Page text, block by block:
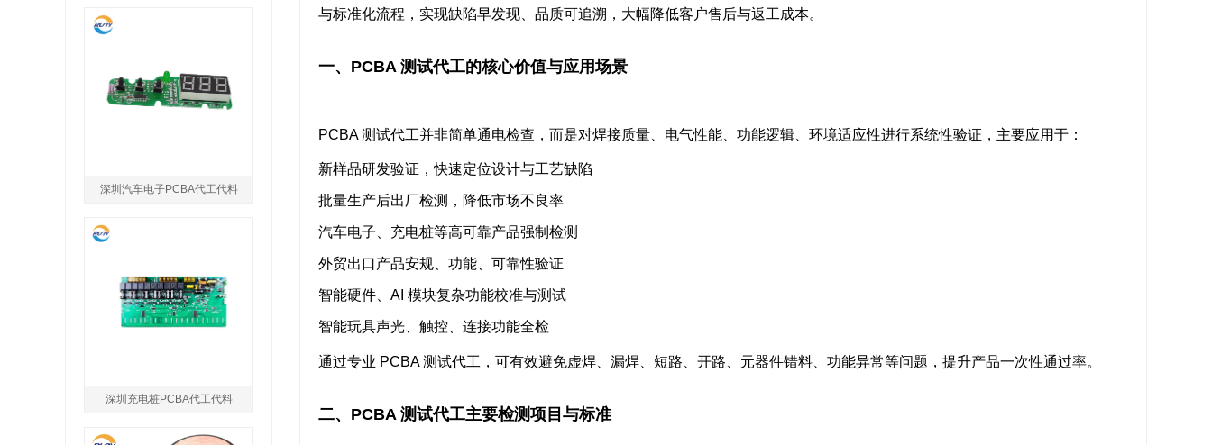
与标准化流程，实现缺陷早发现、品质可追溯，大幅降低客户售后与返工成本。
一、PCBA 测试代工的核心价值与应用场景
PCBA 测试代工并非简单通电检查，而是对焊接质量、电气性能、功能逻辑、环境适应性进行系统性验证，主要应用于：
新样品研发验证，快速定位设计与工艺缺陷
批量生产后出厂检测，降低市场不良率
汽车电子、充电桩等高可靠产品强制检测
外贸出口产品安规、功能、可靠性验证
智能硬件、AI 模块复杂功能校准与测试
智能玩具声光、触控、连接功能全检
通过专业 PCBA 测试代工，可有效避免虚焊、漏焊、短路、开路、元器件错料、功能异常等问题，提升产品一次性通过率。
二、PCBA 测试代工主要检测项目与标准
深圳汽车电子PCBA代工代料
深圳充电桩PCBA代工代料